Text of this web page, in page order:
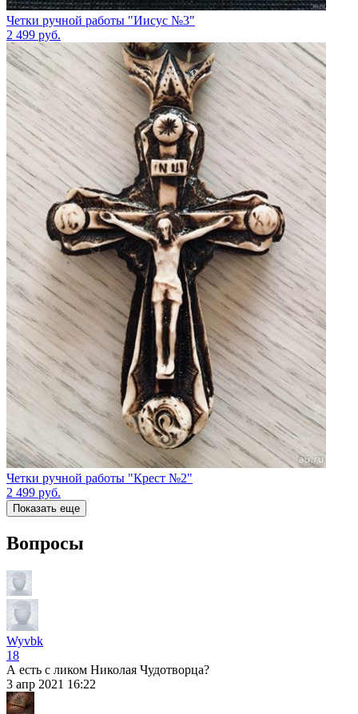
Четки ручной работы "Иисус №3"
2 499 руб.
Четки ручной работы "Крест №2"
2 499 руб.
Показать еще
Вопросы
Wyvbk
18
А есть с ликом Николая Чудотворца?
3 апр 2021 16:22